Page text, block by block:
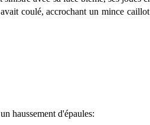
coulé, accrochant un mince
haussement d'épaules: